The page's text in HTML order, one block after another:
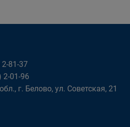
81-37
01-96
г. Белово, ул. Советская, 21